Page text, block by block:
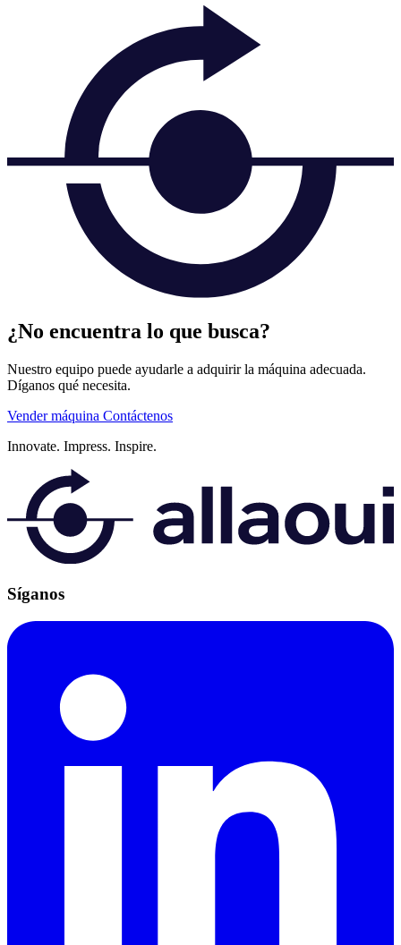
¿No encuentra lo que busca?
Nuestro equipo puede ayudarle a adquirir la máquina adecuada.
Díganos qué necesita.
Vender máquina Contáctenos
Innovate. Impress. Inspire.
Síganos